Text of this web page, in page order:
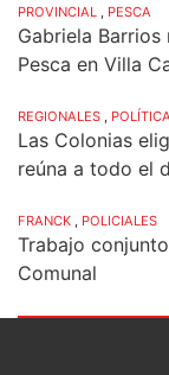
PROVINCIAL , PESCA
Gabriela
Pesca en Villa
REGIONALES , POLÍTICA
Las Colonias
reúna a todo el
FRANCK , POLICIALES
Trabajo
Comunal